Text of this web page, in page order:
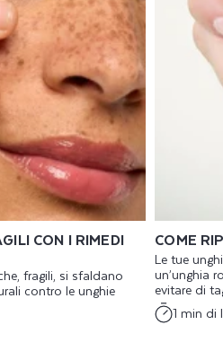
CON I RIMEDI
fragili, si sfaldano
contro le unghie
COME
Le tue
un’unghia
evitare di
1 min di